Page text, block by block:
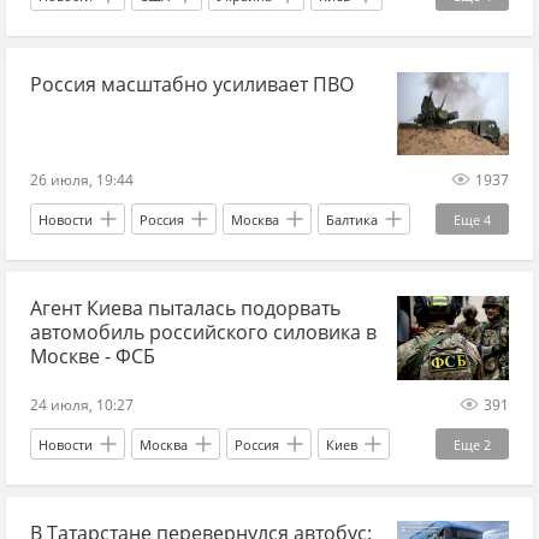
Дональд Трамп Пентагон Украина.ру
Politico
Россия масштабно усиливает ПВО
26 июля, 19:44 1937
Еще 4
Новости Россия Москва Балтика
НПЗ ПВО зенитные ракетные комплексы
аэропорты
Агент Киева пыталась подорвать
автомобиль российского силовика в
Москве - ФСБ
24 июля, 10:27 391
Еще 2
Новости Москва Россия Киев
ФСБ Украина.ру
В Татарстане перевернулся автобус: